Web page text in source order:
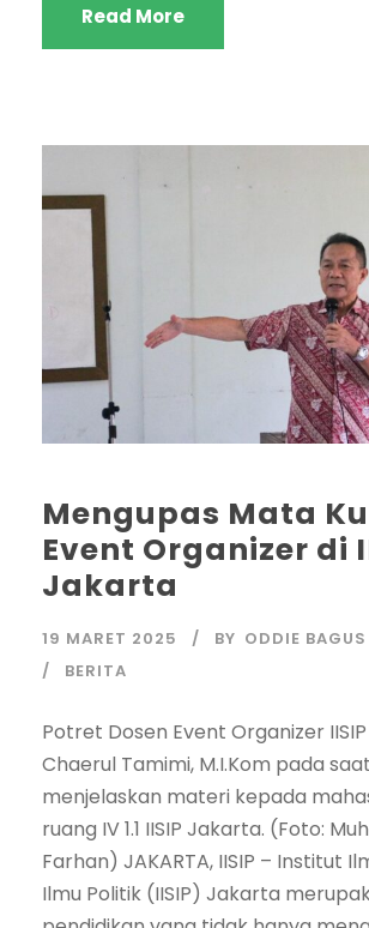
Read More
Mengupas Mata
Event Organizer di
Jakarta
19 MARET 2025 BY ODDIE
BERITA
Potret Dosen Event Organizer
Chaerul Tamimi, M.I.Kom pada saat
menjelaskan materi kepada
ruang IV 1.1 IISIP Jakarta. (Foto:
Farhan) JAKARTA, IISIP – Institut
Ilmu Politik (IISIP) Jakarta